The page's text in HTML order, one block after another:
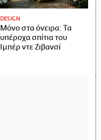
DESIGN
Μόνο στα όνειρα: Τα
υπέροχα σπίτια του
Ιμπέρ ντε Ζιβανσί